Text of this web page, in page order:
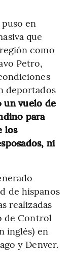
en
que
como
Petro,
deportados
un vuelo de
para
los
ni
de hispanos
realizadas
de Control
inglés) en
y Denver.